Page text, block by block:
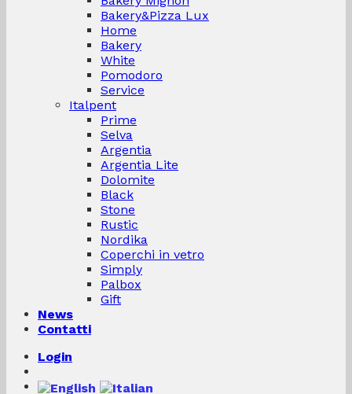
Bakery&Pizza Lux
Home
Bakery
White
Pomodoro
Service
Italpent
Prime
Selva
Argentia
Argentia Lite
Dolomite
Black
Stone
Rustic
Nordika
Coperchi in vetro
Simply
Palbox
Gift
News
Contatti
Login